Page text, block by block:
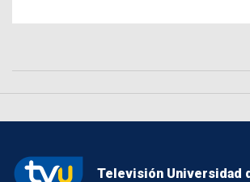
Televisión Universidad